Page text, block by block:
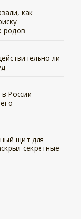
как
родов
ли
России
щит для
секретные